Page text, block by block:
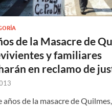
de la Masacre de
y familiares
en reclamo de
años de la masacre de